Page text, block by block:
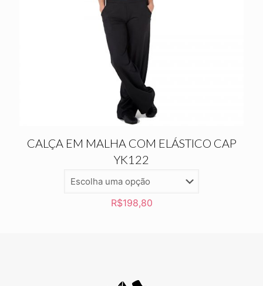
CALÇA EM MALHA COM ELÁSTICO CAP
YK122
R$198,80